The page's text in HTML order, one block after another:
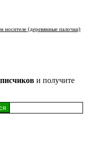
носителе (деревянные палочки)
и получите